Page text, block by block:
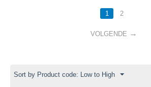
1 2
VOLGENDE
Sort by Product code: Low to High